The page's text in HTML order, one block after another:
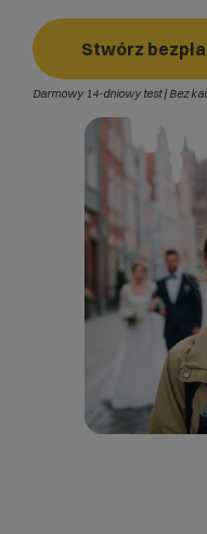
Stwórz
Darmowy 14-dniowy test | Bez